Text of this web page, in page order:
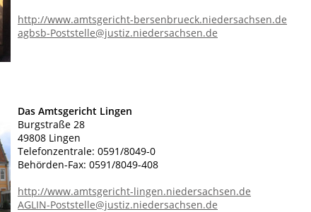
http://www.amtsgericht-bersenbrueck.niedersachsen.de
agbsb-Poststelle@justiz.niedersachsen.de
Das Amtsgericht Lingen
Burgstraße 28
49808 Lingen
Telefonzentrale: 0591/8049-0
Behörden-Fax: 0591/8049-408
http://www.amtsgericht-lingen.niedersachsen.de
AGLIN-Poststelle@justiz.niedersachsen.de